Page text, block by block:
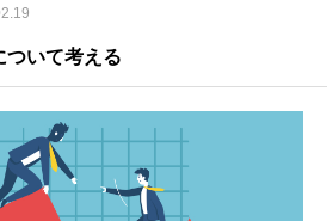
ついて考える